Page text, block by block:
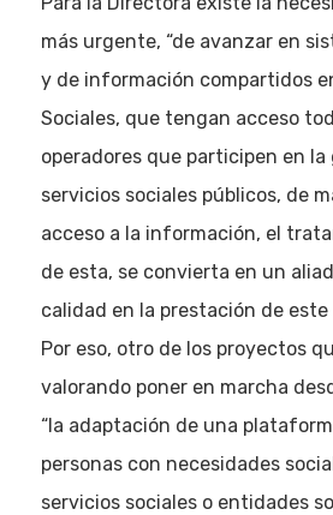
más urgente, “de avanzar en
y de información compartidos
Sociales, que tengan acceso
operadores que participen en la
servicios sociales públicos, de
acceso a la información, el
de esta, se convierta en un
calidad en la prestación de este
Por eso, otro de los proyectos
valorando poner en marcha
“la adaptación de una
personas con necesidades
servicios sociales o entidades